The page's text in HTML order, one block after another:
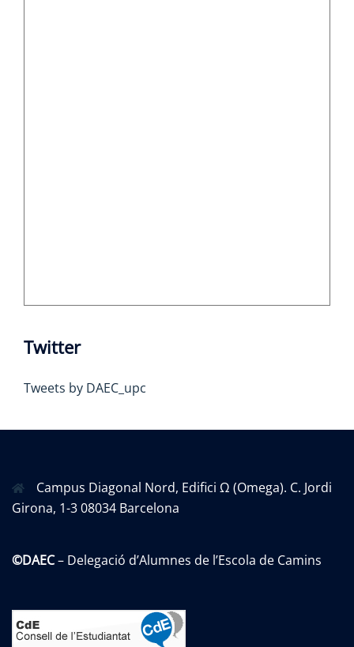
Twitter
Tweets by DAEC_upc
Campus Diagonal Nord, Edifici Ω (Omega). C. Jordi
Girona, 1-3 08034 Barcelona
©DAEC– Delegació d’Alumnes de l’Escola de Camins